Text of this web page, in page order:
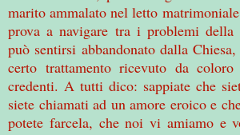
marito ammalato nel letto
prova a navigare tra i problemi della
può sentirsi abbandonato dalla
certo trattamento ricevuto da coloro
credenti. A tutti dico: sappiate che
siete chiamati ad un amore eroico e
potete farcela, che noi vi amiamo e